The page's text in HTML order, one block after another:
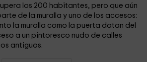
los 200 habitantes, pero que aún
de la muralla y uno de los accesos:
la muralla como la puerta datan del
a un pintoresco nudo de calles
antiguos.